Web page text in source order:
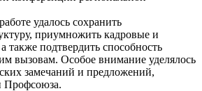
удалось сохранить
приумножить кадровые и
также подтвердить способность
вызовам. Особое внимание уделялось
замечаний и предложений,
Профсоюза.